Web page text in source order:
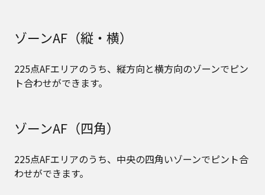
ゾーンAF（縦・横）
225点AFエリアのうち、縦方向と横方向のゾーンでピン
ト合わせができます。
ゾーンAF（四角）
225点AFエリアのうち、中央の四角いゾーンでピント合
わせができます。